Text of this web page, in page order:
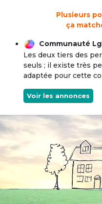
Plusieurs
ça
Communauté
Les deux tiers des
seuls ; il existe très
adaptée pour cette
Voir les annonces